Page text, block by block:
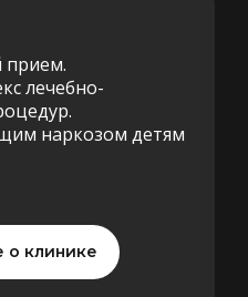
прием.
лечебно-
наркозом детям
о клинике